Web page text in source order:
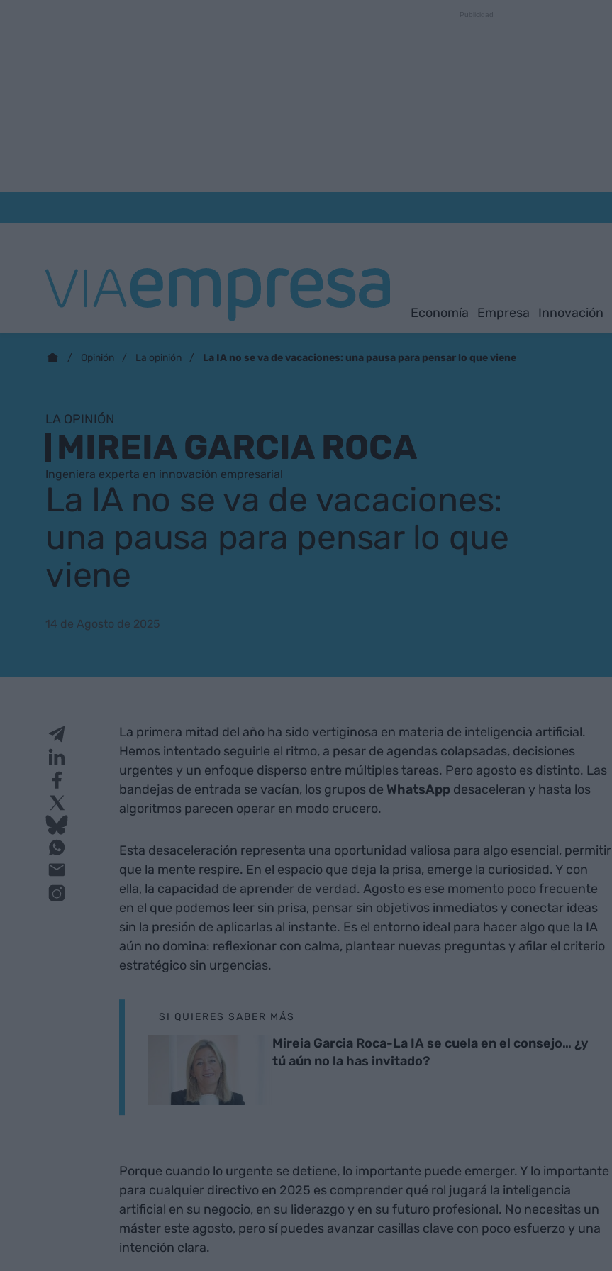
Economía Empresa Innovación
Opinión La opinión La IA no se va de vacaciones: una pausa para pensar lo que viene
LA OPINIÓN
MIREIA GARCIA ROCA
Ingeniera experta en innovación empresarial
La IA no se va de vacaciones:
una pausa para pensar lo que
viene
14 de Agosto de 2025
La primera mitad del año ha sido vertiginosa en materia de inteligencia artificial.
Hemos intentado seguirle el ritmo, a pesar de agendas colapsadas, decisiones
urgentes y un enfoque disperso entre múltiples tareas. Pero agosto es distinto. Las
bandejas de entrada se vacían, los grupos de WhatsAppdesaceleran y hasta los
algoritmos parecen operar en modo crucero.
Esta desaceleración representa una oportunidad valiosa para algo esencial, permitir
que la mente respire. En el espacio que deja la prisa, emerge la curiosidad. Y con
ella, la capacidad de aprender de verdad. Agosto es ese momento poco frecuente
en el que podemos leer sin prisa, pensar sin objetivos inmediatos y conectar ideas
sin la presión de aplicarlas al instante. Es el entorno ideal para hacer algo que la IA
aún no domina: reflexionar con calma, plantear nuevas preguntas y afilar el criterio
estratégico sin urgencias.
SI QUIERES SABER MÁS
Mireia Garcia Roca-La IA se cuela en el consejo… ¿y
tú aún no la has invitado?
Porque cuando lo urgente se detiene, lo importante puede emerger. Y lo importante
para cualquier directivo en 2025 es comprender qué rol jugará la inteligencia
artificial en su negocio, en su liderazgo y en su futuro profesional. No necesitas un
máster este agosto, pero sí puedes avanzar casillas clave con poco esfuerzo y una
intención clara.